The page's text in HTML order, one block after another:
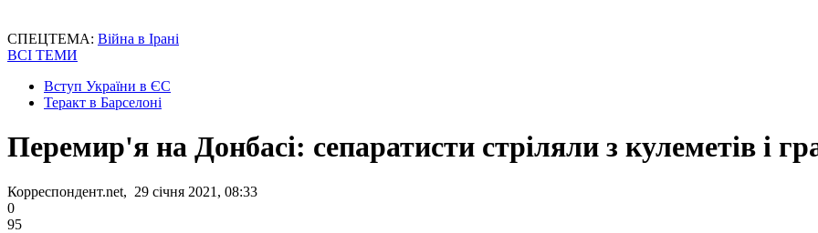
СПЕЦТЕМА: Війна в Ірані
ВСІ ТЕМИ
Вступ України в ЄС
Теракт в Барселоні
Перемир'я на Донбасі: сепаратисти стріляли з кулеметів і
Корреспондент.net, 29 січня 2021, 08:33
0
95